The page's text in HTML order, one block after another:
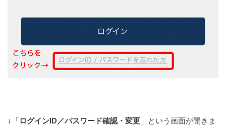
↓「ログインID／パスワード確認・変更 」という画面が開きま